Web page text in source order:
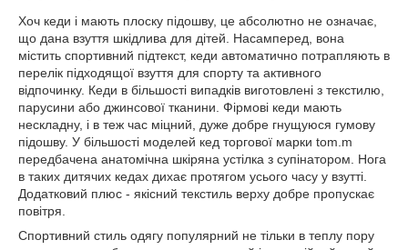
Хоч кеди і мають плоску підошву, це абсолютно не означає,
що дана взуття шкідлива для дітей. Насамперед, вона
містить спортивний підтекст, кеди автоматично потрапляють в
перелік підходящої взуття для спорту та активного
відпочинку. Кеди в більшості випадків виготовлені з текстилю,
парусини або джинсової тканини. Фірмові кеди мають
нескладну, і в теж час міцний, дуже добре гнущуюся гумову
підошву. У більшості моделей кед торгової марки tom.m
передбачена анатомічна шкіряна устілка з супінатором. Нога
в таких дитячих кедах дихає протягом усього часу у взутті.
Додатковий плюс - якісний текстиль верху добре пропускає
повітря.
Спортивний стиль одягу популярний не тільки в теплу пору